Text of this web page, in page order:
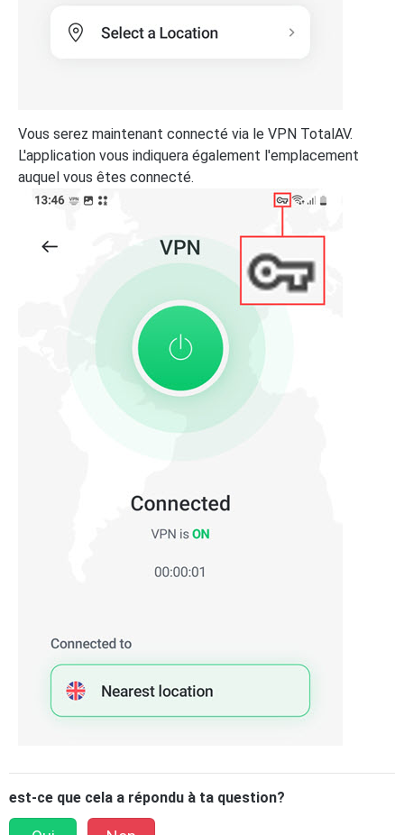
Vous serez maintenant connecté via le VPN TotalAV.
L'application vous indiquera également l'emplacement
auquel vous êtes connecté.
est-ce que cela a répondu à ta question?